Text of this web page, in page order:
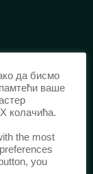
у
да бисмо
ваше
колачића.
the most
you